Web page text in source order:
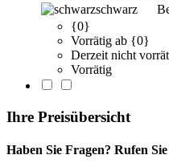
schwarz
{0}
Vorrätig ab {0}
Derzeit nicht
Vorrätig
Ihre Preisübersicht
Haben Sie Fragen? Rufen